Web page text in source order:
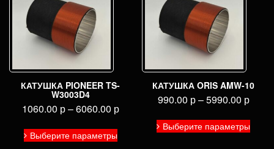
КАТУШКА PIONEER TS-
W3003D4
1060.00 р–6060.00 р
Выберите параметры
Этот
товар
КАТУШКА ORIS AMW-10
990.00 р–5990.00 р
Выберите параметры
Этот
товар